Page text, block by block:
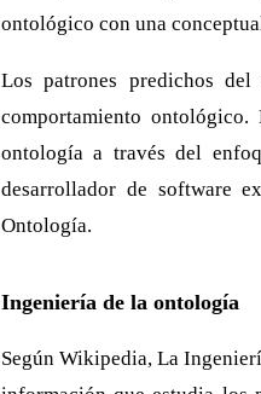
ontológico con una
Los patrones predichos
comportamiento
ontología a través del
desarrollador de software
Ontología.
Ingeniería de la ontología
Según Wikipedia, La